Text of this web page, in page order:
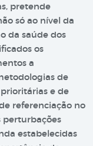
pretende
só ao nível da
da saúde dos
os
a
de
e de
referenciação no
perturbações
estabelecidas